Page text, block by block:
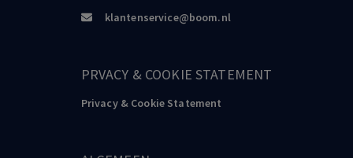
klantenservice@boom.nl
PRVACY & COOKIE STATEMENT
Privacy & Cookie Statement